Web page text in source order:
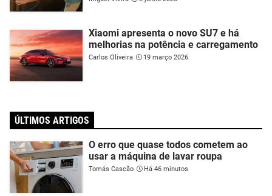
Xiaomi apresenta o novo SU7 e há
melhorias na potência e carregamento
Carlos Oliveira 19 março 2026
ÚLTIMOS ARTIGOS
O erro que quase todos cometem ao
usar a máquina de lavar roupa
Tomás Cascão Há 46 minutos